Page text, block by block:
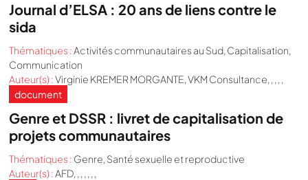
Journal d’ELSA : 20 ans de liens contre le
sida
Thématiques :Activités communautaires au Sud, Capitalisation,
Communication
Auteur(s) :Virginie KREMER MORGANTE, VKM Consultance, , , , ,
document
Genre et DSSR : livret de capitalisation de
projets communautaires
Thématiques : Genre, Santé sexuelle et reproductive
Auteur(s) :AFD, , , , , , ,